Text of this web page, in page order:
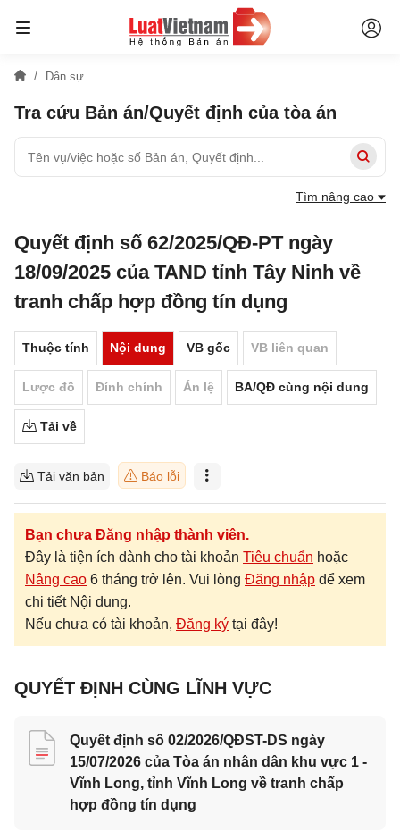
Dân sự
Tra cứu Bản án/Quyết định của tòa án
Tìm nâng cao
Quyết định số 62/2025/QĐ-PT ngày
18/09/2025 của TAND tỉnh Tây Ninh về
tranh chấp hợp đồng tín dụng
Thuộc tính Nội dung VB gốc VB liên quan
Lược đồ Đính chính Án lệ BA/QĐ cùng nội dung
Tải về
Tải văn bản Báo lỗi
Bạn chưa Đăng nhập thành viên.
Đây là tiện ích dành cho tài khoản Tiêu chuẩn hoặc
Nâng cao 6 tháng trở lên. Vui lòng Đăng nhập để xem
chi tiết Nội dung.
Nếu chưa có tài khoản, Đăng ký tại đây!
QUYẾT ĐỊNH CÙNG LĨNH VỰC
Quyết định số 02/2026/QĐST-DS ngày
15/07/2026 của Tòa án nhân dân khu vực 1 -
Vĩnh Long, tỉnh Vĩnh Long về tranh chấp
hợp đồng tín dụng